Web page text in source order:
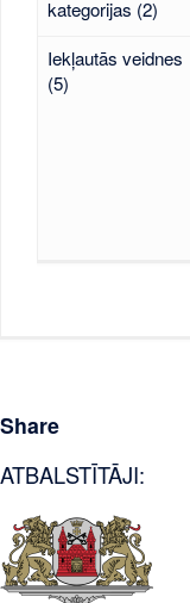
kategorijas (2)
Iekļautās veidnes
(5)
Share
ATBALSTĪTĀJI: